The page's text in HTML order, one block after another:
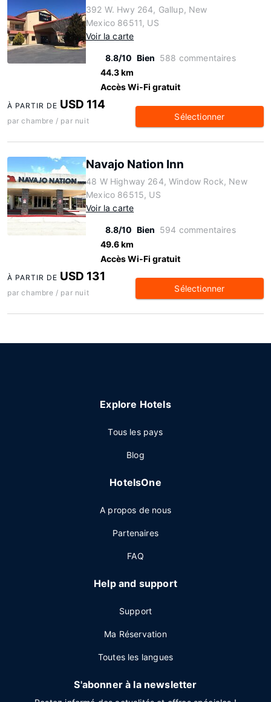
392 W. Hwy 264, Gallup, New
Mexico 86511, US
Voir la carte
8.8/10 Bien 588 commentaires
44.3 km
Accès Wi-Fi gratuit
À PARTIR DE USD 114
par chambre / par nuit Sélectionner
Navajo Nation Inn
48 W Highway 264, Window Rock, New
Mexico 86515, US
Voir la carte
8.8/10 Bien 594 commentaires
49.6 km
Accès Wi-Fi gratuit
À PARTIR DE USD 131
par chambre / par nuit Sélectionner
Explore Hotels
Tous les pays
Blog
HotelsOne
A propos de nous
Partenaires
FAQ
Help and support
Support
Ma Réservation
Toutes les langues
S'abonner à la newsletter